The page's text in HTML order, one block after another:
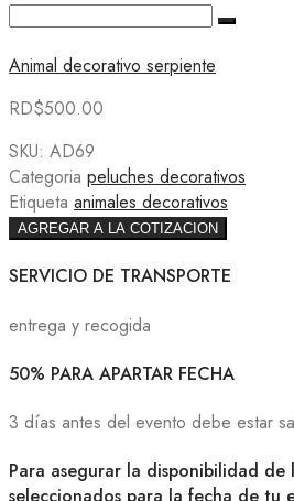
Animal decorativo serpiente
RD$500.00
SKU: AD69
Categoria peluches decorativos
Etiqueta animales decorativos
AGREGAR A LA COTIZACION
SERVICIO DE TRANSPORTE
entrega y recogida
50% PARA APARTAR FECHA
3 días antes del evento debe estar
Para asegurar la disponibilidad de